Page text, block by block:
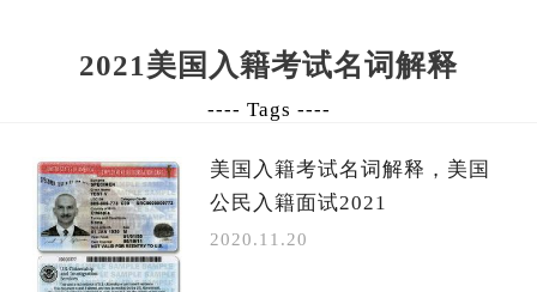
2021美国入籍考试名词解释
---- Tags ----
美国入籍考试名词解释，美国
公民入籍面试2021
2020.11.20